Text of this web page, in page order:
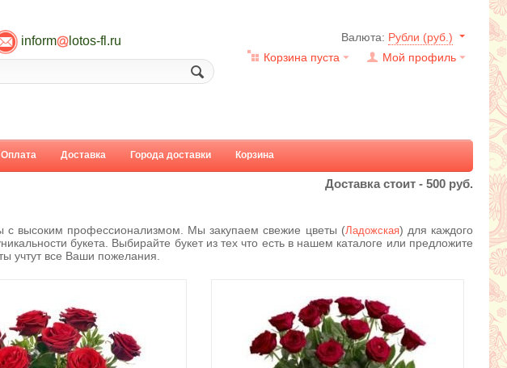
inform lotos-fl.ru Валюта: Рубли (руб.)
Мой профиль
Корзина пуста
Оплата Доставка Города доставки Корзина
Доставка стоит - 500 руб.
с высоким профессионализмом. Мы закупаем свежие цветы (Ладожская) для каждого
букета. Выбирайте букет из тех что есть в нашем каталоге или предложите
учтут все Ваши пожелания.